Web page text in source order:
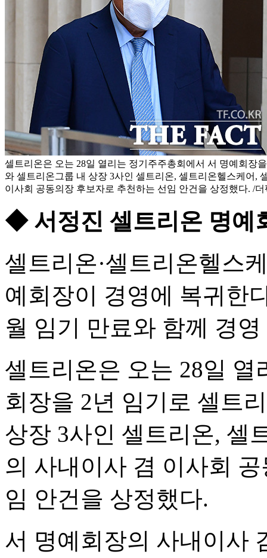
셀트리온은 오는 28일 열리는 정기주주총회에서 서 명예회장
와 셀트리온그룹 내 상장 3사인 셀트리온, 셀트리온헬스케어,
이사회 공동의장 후보자로 추천하는 선임 안건을 상정했다. /
◆ 서정진 셀트리온 명예
셀트리온·셀트리온헬스
예회장이 경영에 복귀한
월 임기 만료와 함께 경
셀트리온은 오는 28일
회장을 2년 임기로 셀트
상장 3사인 셀트리온, 셀
의 사내이사 겸 이사회
임 안건을 상정했다.
서 명예회장의 사내이사